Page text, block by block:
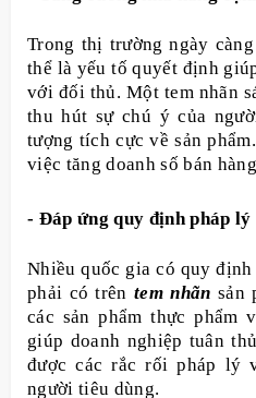
Trong thị trường ngày
thể là yếu tố quyết định
với đối thủ. Một tem nhãn
thu hút sự chú ý của
tượng tích cực về sản
việc tăng doanh số bán
- Đáp ứng quy định pháp lý
Nhiều quốc gia có quy
phải có trêntem nhãn sản
các sản phẩm thực phẩm
giúp doanh nghiệp tuân
được các rắc rối pháp lý
người tiêu dùng.